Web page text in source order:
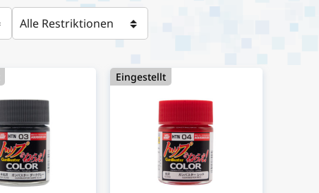
Eingestellt